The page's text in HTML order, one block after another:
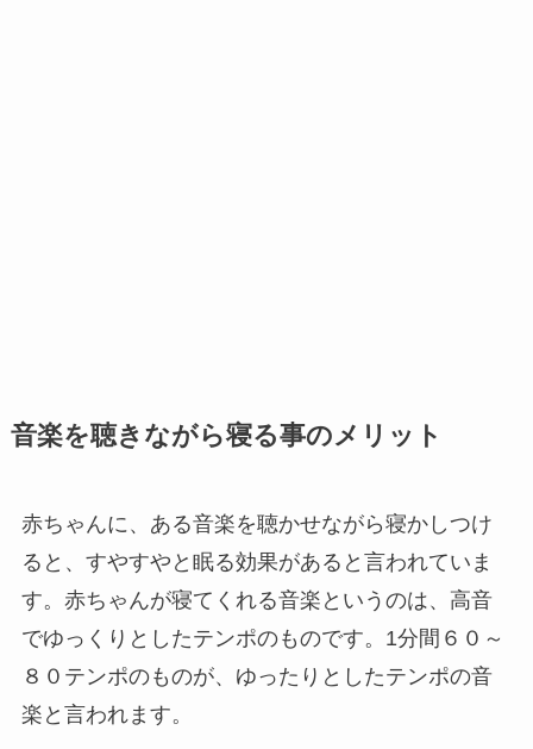
音楽を聴きながら寝る事のメリット
赤ちゃんに、ある音楽を聴かせながら寝かしつけ
ると、すやすやと眠る効果があると言われていま
す。赤ちゃんが寝てくれる音楽というのは、高音
でゆっくりとしたテンポのものです。1分間６０～
８０テンポのものが、ゆったりとしたテンポの音
楽と言われます。